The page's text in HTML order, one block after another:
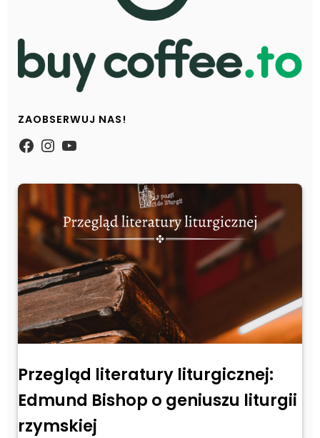
ZAOBSERWUJ NAS!
https://www.facebook.com/
Instagram
YouTube
Przegląd literatury liturgicznej:
Edmund Bishop o geniuszu liturgii
rzymskiej